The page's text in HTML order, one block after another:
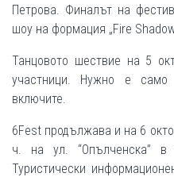
Петрова. Финалът на
шоу на формация „Fire
Танцовото шествие на 5
участници. Нужно е
включите.
6Fest продължава и на 6
ч. на ул. “Опълченска”
Туристически